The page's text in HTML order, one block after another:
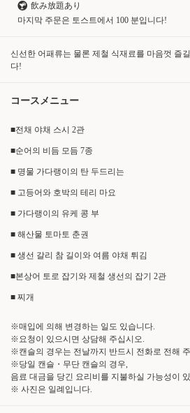
飲み放題あり
마지막 주문은 토스트에서 100 분입니다!
신선한 어패류는 물론 제철 식재료를 마음껏 즐
다!
コースメニュー
■전채 야채 스시 2관
■순어의 비듬 모듬 7종
■ 명물 가다랭이의 탄 두드리는
■ 고등어와 호박의 테리 마요
■ 가다랭이의 유케 콩 부
■ 해산물 토마토 춘권
■ 생선 갈리 참 길이와 여름 야채 튀김
■본상어 토로 잡기와 제철 생선의 잡기 2관
■ 찌개
※매입에 의해 변경하는 일도 있습니다.
※요청이 있으시면 상담해 주십시오.
※캔슬의 경우는 전날까지 반드시 전화로 전해
※당일 캔슬・무단 캔슬의 경우,
음료 대금을 당긴 요리비를 지불하실 가능성이
※ 사진은 일례입니다.